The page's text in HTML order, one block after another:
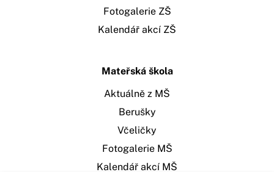
Fotogalerie ZŠ
Kalendář akcí ZŠ
Mateřská škola
Aktuálně z MŠ
Berušky
Včeličky
Fotogalerie MŠ
Kalendář akcí MŠ